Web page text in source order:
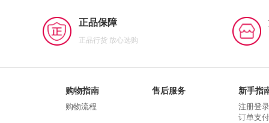
正品保障
正品行货 放心选购
购物指南
购物流程
售后服务 新手指
注册登录
订单支付